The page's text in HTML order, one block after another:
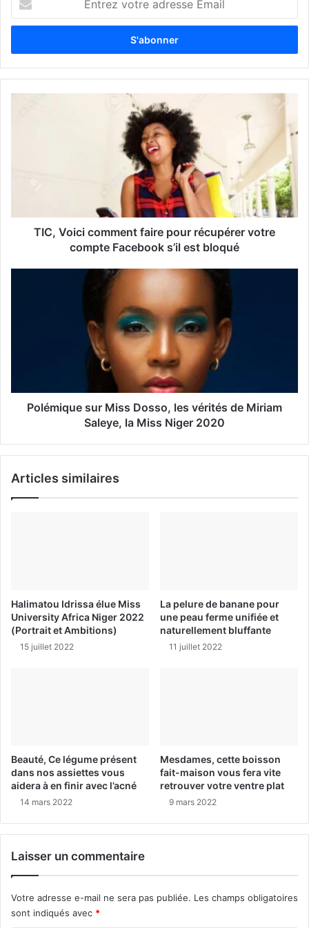
t
e
z
TIC, Voici comment faire pour récupérer votre
compte Facebook s’il est bloqué
Polémique sur Miss Dosso, les vérités de Miriam
Saleye, la Miss Niger 2020
Articles similaires
Halimatou Idrissa élue Miss
University Africa Niger 2022
(Portrait et Ambitions)
15 juillet 2022
La pelure de banane pour
une peau ferme unifiée et
naturellement bluffante
11 juillet 2022
Beauté, Ce légume présent
dans nos assiettes vous
aidera à en finir avec l’acné
14 mars 2022
Mesdames, cette boisson
fait-maison vous fera vite
retrouver votre ventre plat
9 mars 2022
Laisser un commentaire
Votre adresse e-mail ne sera pas publiée. Les champs obligatoires
sont indiqués avec *